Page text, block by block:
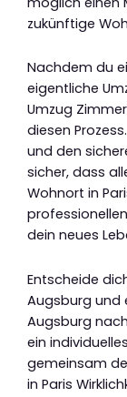
zukünftige
Nachdem du
eigentliche
Umzug
diesen
und den
sicher, dass
Wohnort in
dein neues
Entscheide
Augsburg und
Augsburg
ein
gemeinsam
in Paris